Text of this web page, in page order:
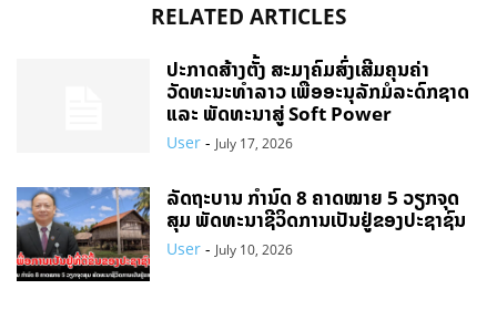
RELATED ARTICLES
ປະກາດສ້າງຕັ້ງ ສະມາຄົມສົ່ງເສີມຄຸນຄ່າ
ວັດທະນະທຳລາວ ເພື່ອອະນຸລັກມໍລະດົກຊາດ
ແລະ ພັດທະນາສູ່ Soft Power
User - July 17, 2026
ລັດຖະບານ ກຳນົດ 8 ຄາດໝາຍ 5 ວຽກຈຸດ
ສຸມ ພັດທະນາຊີວິດການເປັນຢູ່ຂອງປະຊາຊົນ
User - July 10, 2026